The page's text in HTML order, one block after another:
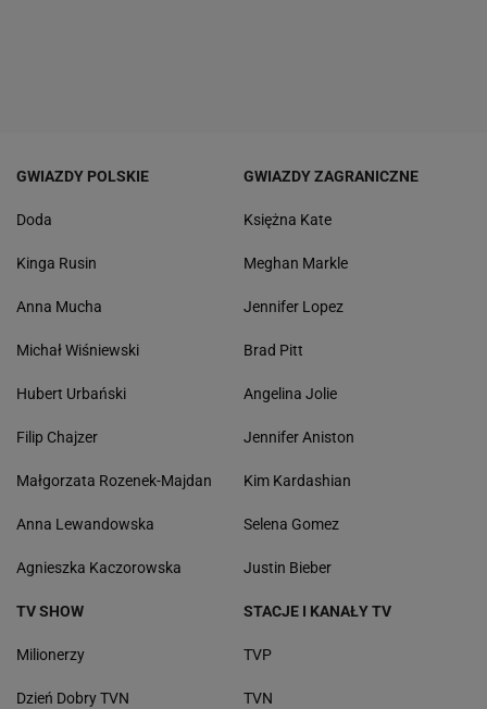
GWIAZDY POLSKIE
Doda
Kinga Rusin
Anna Mucha
Michał Wiśniewski
Hubert Urbański
Filip Chajzer
Małgorzata Rozenek-Majdan
Anna Lewandowska
Agnieszka Kaczorowska
GWIAZDY ZAGRANICZNE
Księżna Kate
Meghan Markle
Jennifer Lopez
Brad Pitt
Angelina Jolie
Jennifer Aniston
Kim Kardashian
Selena Gomez
Justin Bieber
TV SHOW
Milionerzy
Dzień Dobry TVN
STACJE I KANAŁY TV
TVP
TVN